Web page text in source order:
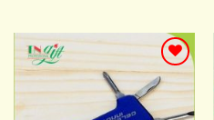
Add to
wishlist